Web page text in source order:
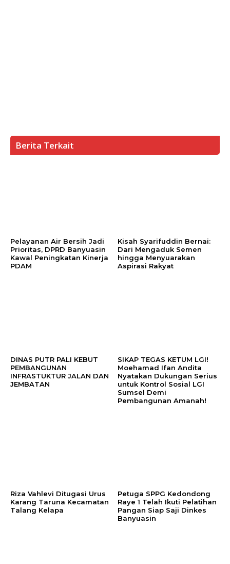
Berita Terkait
Pelayanan Air Bersih Jadi
Prioritas, DPRD Banyuasin
Kawal Peningkatan Kinerja
PDAM
Kisah Syarifuddin Bernai:
Dari Mengaduk Semen
hingga Menyuarakan
Aspirasi Rakyat
DINAS PUTR PALI KEBUT
PEMBANGUNAN
INFRASTUKTUR JALAN DAN
JEMBATAN
SIKAP TEGAS KETUM LGI!
Moehamad Ifan Andita
Nyatakan Dukungan Serius
untuk Kontrol Sosial LGI
Sumsel Demi
Pembangunan Amanah!
Riza Vahlevi Ditugasi Urus
Karang Taruna Kecamatan
Talang Kelapa
Petuga SPPG Kedondong
Raye 1 Telah Ikuti Pelatihan
Pangan Siap Saji Dinkes
Banyuasin